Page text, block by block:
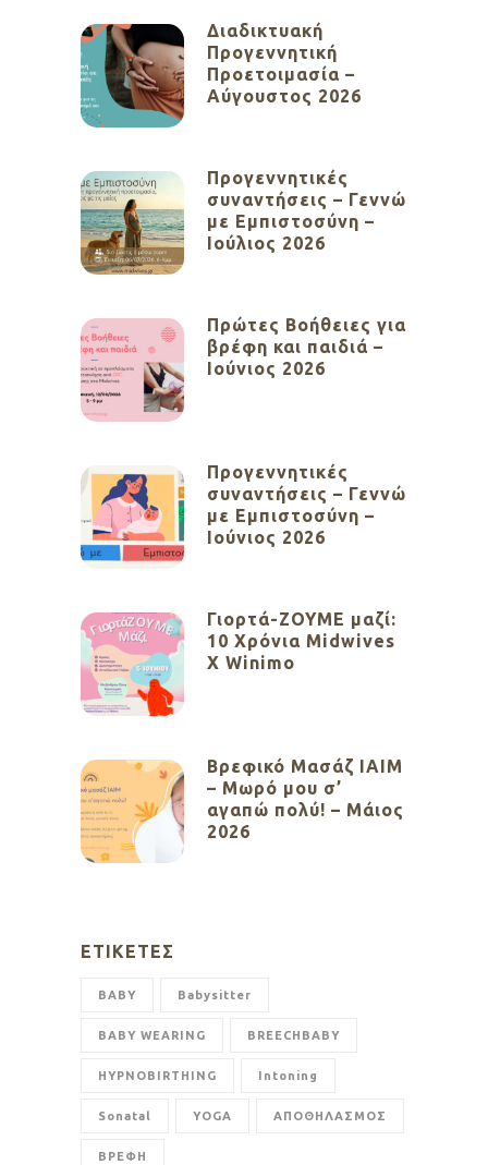
Διαδικτυακή
Προγεννητική
Προετοιμασία –
Αύγουστος 2026
Προγεννητικές
συναντήσεις – Γεννώ
με Εμπιστοσύνη –
Ιούλιος 2026
Πρώτες Βοήθειες για
βρέφη και παιδιά –
Ιούνιος 2026
Προγεννητικές
συναντήσεις – Γεννώ
με Εμπιστοσύνη –
Ιούνιος 2026
Γιορτά-ΖΟΥΜΕ μαζί:
10 Χρόνια Midwives
X Winimo
Βρεφικό Μασάζ ΙΑΙΜ
– Μωρό μου σ’
αγαπώ πολύ! – Μάιος
2026
ΕΤΙΚΈΤΕΣ
BABY Babysitter
BABY WEARING BREECHBABY
HYPNOBIRTHING Intoning
Sonatal YOGA ΑΠΟΘΗΛΑΣΜΟΣ
ΒΡΕΦΗ